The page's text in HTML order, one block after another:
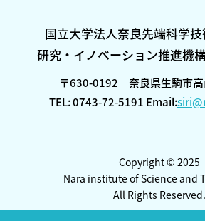
国立大学法人奈良先端科学
研究・イノベーション推進機
〒630-0192 奈良県生駒市
TEL: 0743-72-5191 Email:
Copyright © 2025
Nara institute of Science and
All Rights Reserved.